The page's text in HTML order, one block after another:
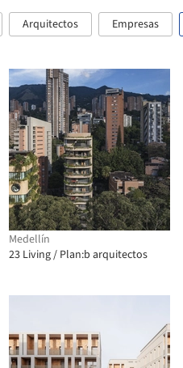
Arquitectos Empresas
Medellín
23 Living / Plan:b arquitectos